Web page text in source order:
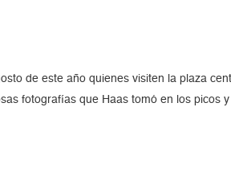
de este año quienes visiten la plaza
fotografías que Haas tomó en los picos